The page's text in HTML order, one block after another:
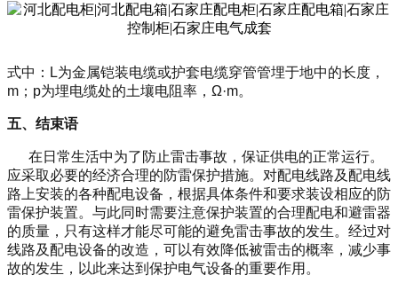
式中： L为金属铠装电缆或护套电缆穿管管埋于地中的长度，
m ； p为埋电缆处的土壤电阻率， Ω·m。
五、结束语
在日常生活中为了防止雷击事故，保证供电的正常运行。
应采取必要的经济合理的防雷保护措施。对配电线路及配电线
路上安装的各种配电设备，根据具体条件和要求装设相应的防
雷保护装置。与此同时需要注意保护装置的合理配电和避雷器
的质量，只有这样才能尽可能的避免雷击事故的发生。经过对
线路及配电设备的改造，可以有效降低被雷击的概率，减少事
故的发生，以此来达到保护电气设备的重要作用。